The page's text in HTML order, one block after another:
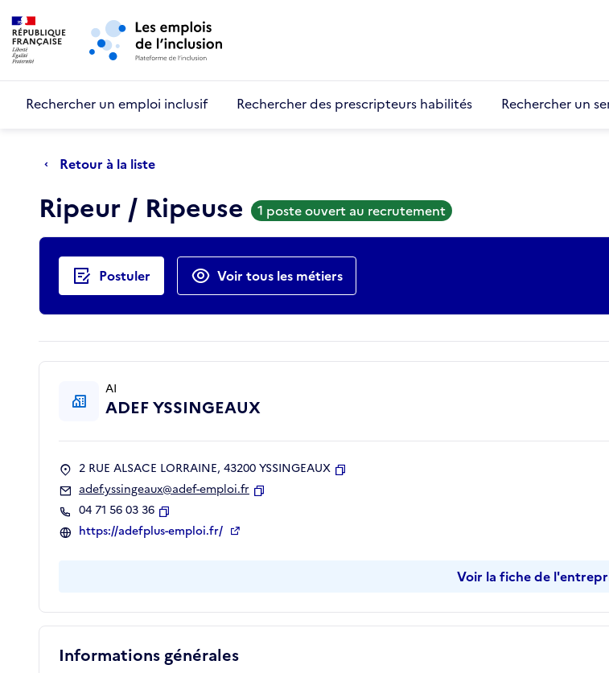
Aller au menu principal
Rechercher un emploi inclusif Rechercher des prescripteurs habilités Rechercher un
Retour à la liste
Ripeur / Ripeuse 1 poste ouvert au recrutement
Actions rapides
Postuler Voir tous les métiers
Informations générales
AI
ADEF YSSINGEAUX
2 RUE ALSACE LORRAINE, 43200 YSSINGEAUX
adef.yssingeaux@adef-emploi.fr
04 71 56 03 36
Copier
https://adefplus-emploi.fr/
Voir la fiche de